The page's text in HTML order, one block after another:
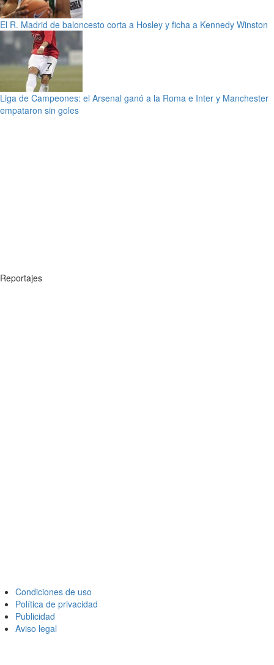
El R. Madrid de baloncesto corta a Hosley y ficha a Kennedy Winston
Liga de Campeones: el Arsenal ganó a la Roma e Inter y Manchester
empataron sin goles
Reportajes
Condiciones de uso
Política de privacidad
Publicidad
Aviso legal